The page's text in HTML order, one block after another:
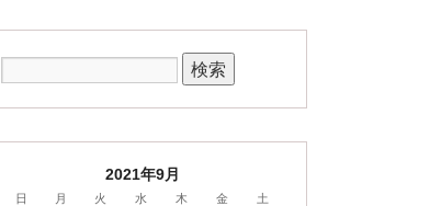
2021年9月
日 月 火 水 木 金 土